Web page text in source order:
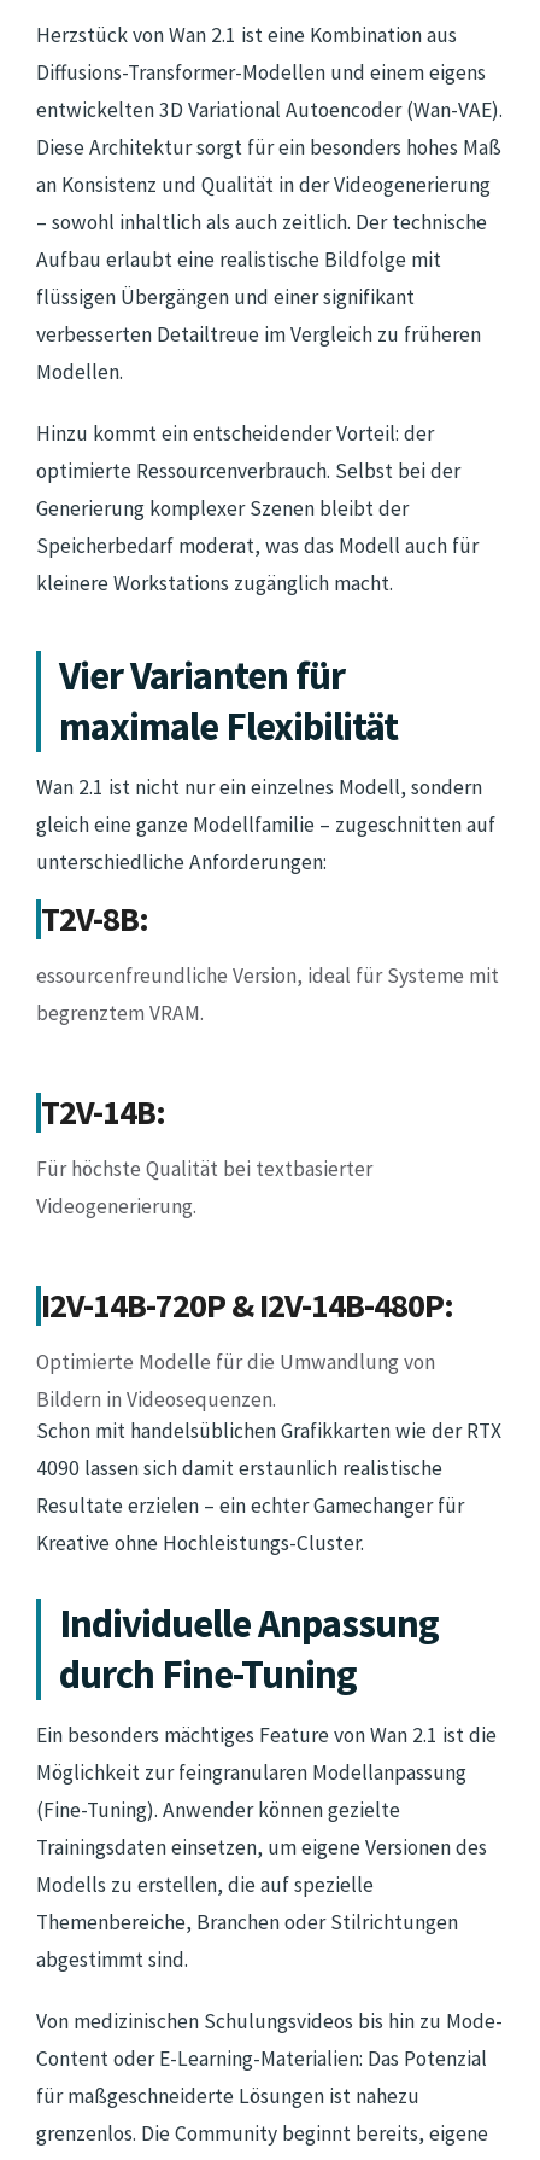
Herzstück von Wan 2.1 ist eine Kombination aus
Diffusions-Transformer-Modellen und einem eigens
entwickelten 3D Variational Autoencoder (Wan-VAE).
Diese Architektur sorgt für ein besonders hohes Maß
an Konsistenz und Qualität in der Videogenerierung
– sowohl inhaltlich als auch zeitlich. Der technische
Aufbau erlaubt eine realistische Bildfolge mit
flüssigen Übergängen und einer signifikant
verbesserten Detailtreue im Vergleich zu früheren
Modellen.
Hinzu kommt ein entscheidender Vorteil: der
optimierte Ressourcenverbrauch. Selbst bei der
Generierung komplexer Szenen bleibt der
Speicherbedarf moderat, was das Modell auch für
kleinere Workstations zugänglich macht.
Vier Varianten für
maximale Flexibilität
Wan 2.1 ist nicht nur ein einzelnes Modell, sondern
gleich eine ganze Modellfamilie – zugeschnitten auf
unterschiedliche Anforderungen:
T2V-8B:
essourcenfreundliche Version, ideal für Systeme mit
begrenztem VRAM.
T2V-14B:
Für höchste Qualität bei textbasierter
Videogenerierung.
I2V-14B-720P & I2V-14B-480P:
Optimierte Modelle für die Umwandlung von
Bildern in Videosequenzen.
Schon mit handelsüblichen Grafikkarten wie der RTX
4090 lassen sich damit erstaunlich realistische
Resultate erzielen – ein echter Gamechanger für
Kreative ohne Hochleistungs-Cluster.
Individuelle Anpassung
durch Fine-Tuning
Ein besonders mächtiges Feature von Wan 2.1 ist die
Möglichkeit zur feingranularen Modellanpassung
(Fine-Tuning). Anwender können gezielte
Trainingsdaten einsetzen, um eigene Versionen des
Modells zu erstellen, die auf spezielle
Themenbereiche, Branchen oder Stilrichtungen
abgestimmt sind.
Von medizinischen Schulungsvideos bis hin zu Mode-
Content oder E-Learning-Materialien: Das Potenzial
für maßgeschneiderte Lösungen ist nahezu
grenzenlos. Die Community beginnt bereits, eigene